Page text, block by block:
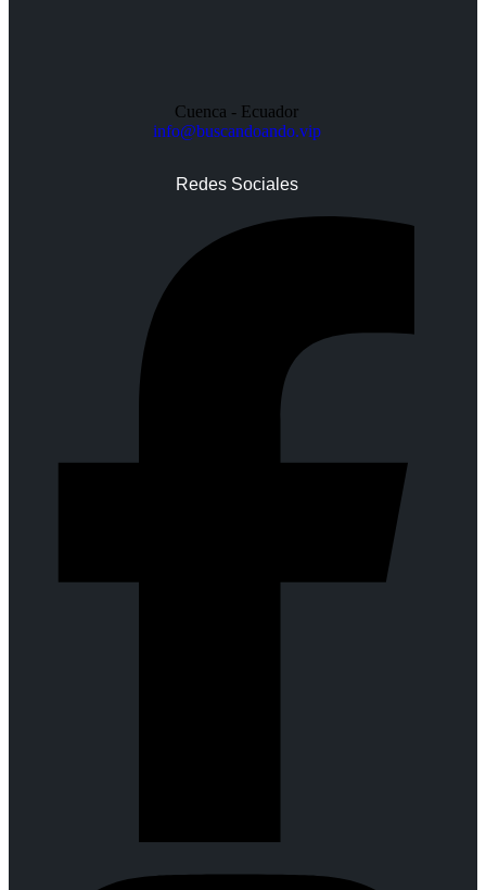
Cuenca - Ecuador
info@buscandoando.vip
Redes Sociales